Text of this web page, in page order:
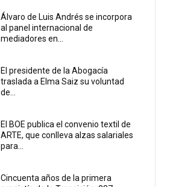
Álvaro de Luis Andrés se incorpora
al panel internacional de
mediadores en...
El presidente de la Abogacía
traslada a Elma Saiz su voluntad
de...
El BOE publica el convenio textil de
ARTE, que conlleva alzas salariales
para...
Cincuenta años de la primera